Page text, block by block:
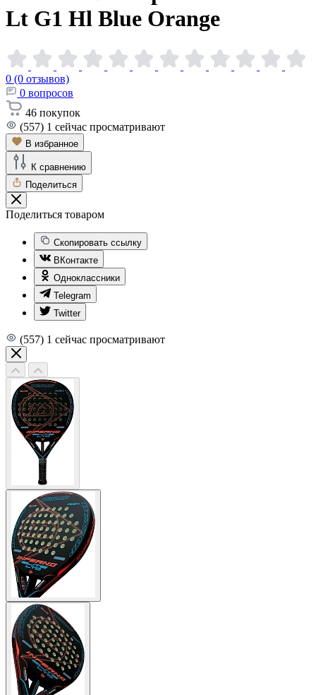
Lt G1 Hl Blue Orange
0 (0 отзывов)
0 вопросов
46 покупок
(557) 1 сейчас просматривают
В избранное
К сравнению
Поделиться
Поделиться товаром
Скопировать ссылку
ВКонтакте
Одноклассники
Telegram
Twitter
(557) 1 сейчас просматривают